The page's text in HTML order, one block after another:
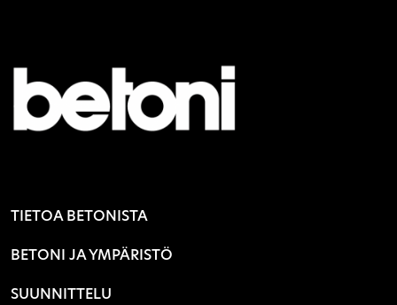
TIETOA BETONISTA
BETONI JA YMPÄRISTÖ
SUUNNITTELU